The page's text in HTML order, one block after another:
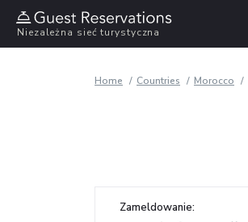
Niezależna sieć turystyczna
Home Countries Morocco
Zameldowanie: